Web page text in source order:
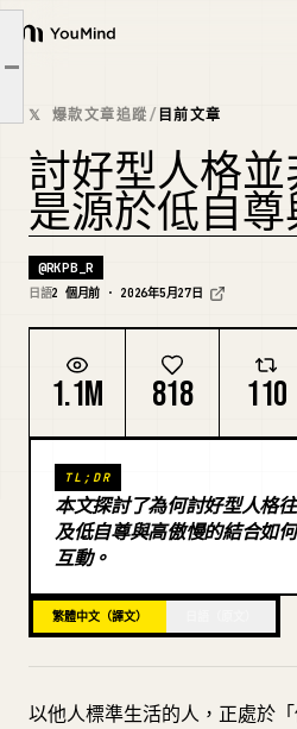
YouMind
概覽
使用案例
技能
提示詞
定價
下載
部落格
更新
「方便」與「喜愛」完全是兩回事
以自我為中心的人所擁有的「信任」重量
𝕏 爆款文章追蹤/ 目前文章
討好型人格
是源於低自
@RKPB_R
日語2 個月前 · 2026年5月27日
1.1M 818 110
TL;DR
本文探討了為何討好型人格
及低自尊與高傲慢的結合如
互動。
繁體中文（譯文）
以他人標準生活的人，正處於